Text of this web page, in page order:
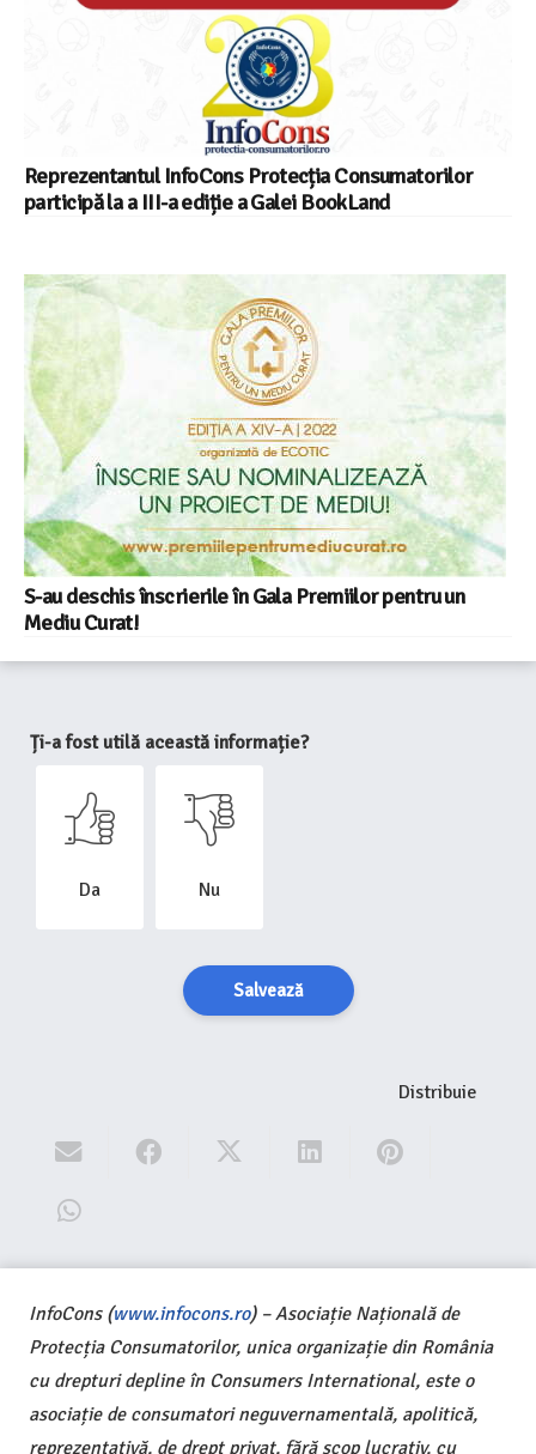
Reprezentantul InfoCons Protecția Consumatorilor
participă la a III-a ediție a Galei BookLand
S-au deschis înscrierile în Gala Premiilor pentru un
Mediu Curat!
Ți-a fost utilă această informație?
Da Nu
Salvează
Distribuie
InfoCons (www.infocons.ro) – Asociație Națională de
Protecția Consumatorilor, unica organizație din România
cu drepturi depline în Consumers International, este o
asociație de consumatori neguvernamentală, apolitică,
reprezentativă, de drept privat, fără scop lucrativ, cu